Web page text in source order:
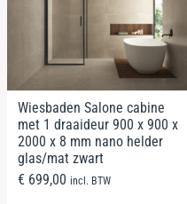
Wiesbaden Salone cabine
met 1 draaideur 900 x 900 x
2000 x 8 mm nano helder
glas/mat zwart
€ 699,00 incl. BTW